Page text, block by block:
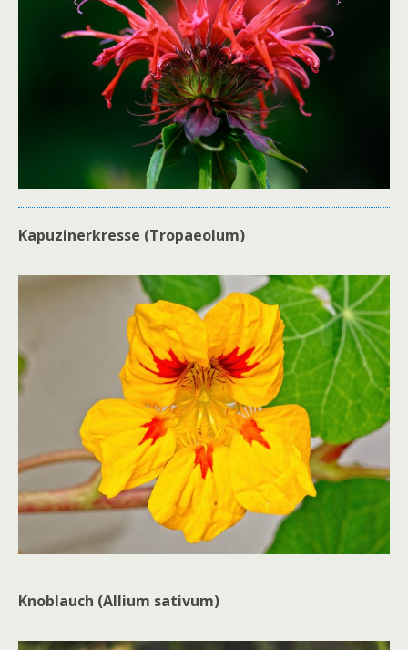
Kapuzinerkresse (Tropaeolum)
Knoblauch (Allium sativum)